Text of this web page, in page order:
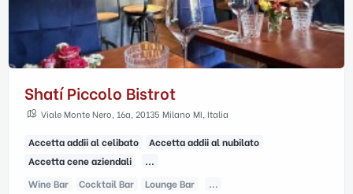
Shatí Piccolo Bistrot
Viale Monte Nero, 16a, 20135 Milano MI, Italia
Accetta addii al celibato
Accetta addii al nubilato
Accetta cene aziendali
...
Wine Bar
Cocktail Bar Lounge Bar ...